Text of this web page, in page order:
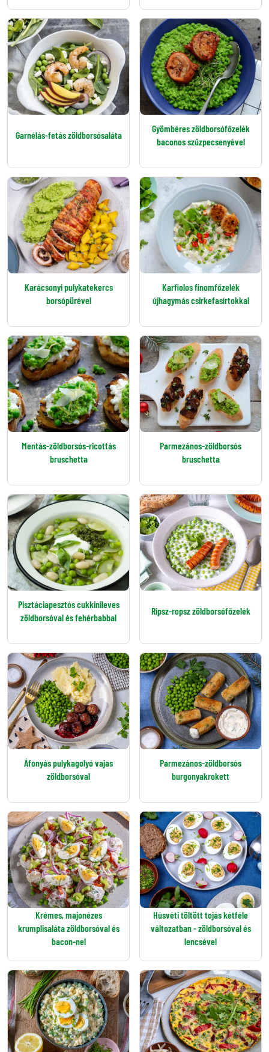
Garnélás-fetás zöldborsósaláta
Gyömbéres zöldborsófőzelék
baconos szűzpecsenyével
Karácsonyi pulykatekercs
borsópürével
Karfiolos finomfőzelék
újhagymás csirkefasírtokkal
Mentás-zöldborsós-ricottás
bruschetta
Parmezános-zöldborsós
bruschetta
Pisztáciapesztós cukkinileves
zöldborsóval és fehérbabbal
Ripsz-ropsz zöldborsófőzelék
Áfonyás pulykagolyó vajas
zöldborsóval
Parmezános-zöldborsós
burgonyakrokett
Krémes, majonézes
krumplisaláta zöldborsóval és
bacon-nel
Húsvéti töltött tojás kétféle
változatban - zöldborsóval és
lencsével